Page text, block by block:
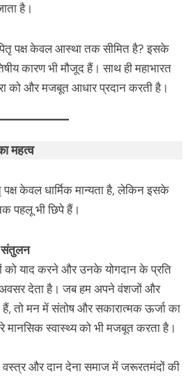
है।
पक्ष केवल आस्था तक सीमित है? इसके
कारण भी मौजूद हैं। साथ ही महाभारत
को और मजबूत आधार प्रदान करती है।
महत्व
केवल धार्मिक मान्यता है, लेकिन इसके
पहलू भी छिपे हैं।
संतुलन
को याद करने और उनके योगदान के प्रति
देता है। जब हम अपने वंशजों और
हैं, तो मन में संतोष और सकारात्मक ऊर्जा का
मानसिक स्वास्थ्य को भी मजबूत करता है।
वस्त्र और दान देना समाज में जरूरतमंदों की